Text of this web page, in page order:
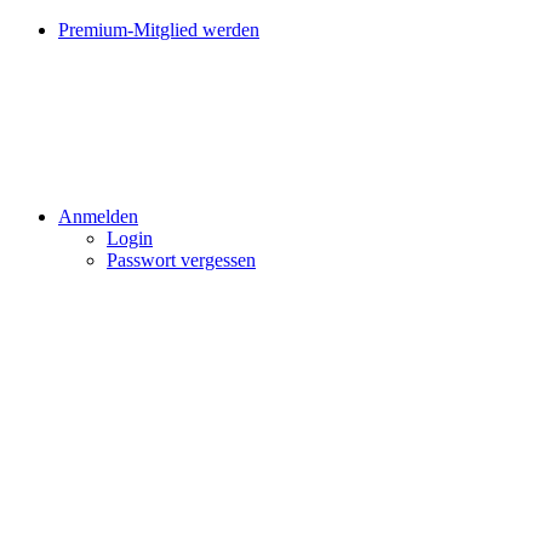
Premium-Mitglied werden
Anmelden
Login
Passwort vergessen